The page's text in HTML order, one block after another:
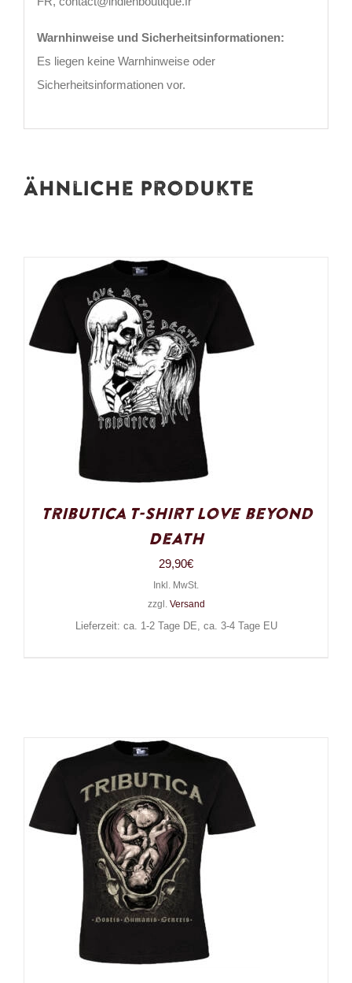
Warnhinweise und Sicherheitsinformationen:
Es liegen keine Warnhinweise oder
Sicherheitsinformationen vor.
Ähnliche Produkte
Tributica T-Shirt Love beyond
Death
29,90€
Inkl. MwSt.
zzgl. Versand
Lieferzeit: ca. 1-2 Tage DE, ca. 3-4 Tage EU